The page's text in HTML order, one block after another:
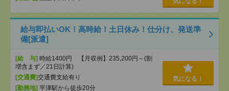
給与即払いOK！高時給！土日休み！仕分け、発送準
備[派遣]
[給 与] 時給1400円 【月収例】235,200円～(割
増含まず／21日計算)
[交通費]交通費支給有り
[勤務地] 平津駅から徒歩20分
気になる！